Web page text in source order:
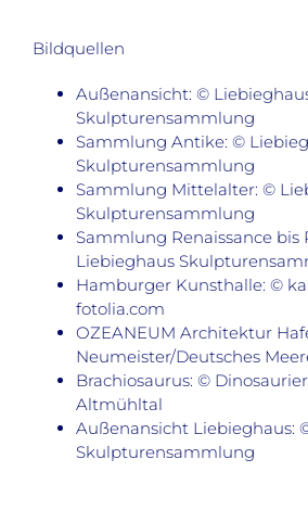
Bildquellen
Außenansicht: ©
Skulpturensammlung
Sammlung Antike: ©
Skulpturensammlung
Sammlung Mittelalter: ©
Skulpturensammlung
Sammlung Renaissance bis
Liebieghaus
Hamburger Kunsthalle: ©
fotolia.com
OZEANEUM Architektur
Neumeister/Deutsches
Brachiosaurus: ©
Altmühltal
Außenansicht Liebieghaus:
Skulpturensammlung